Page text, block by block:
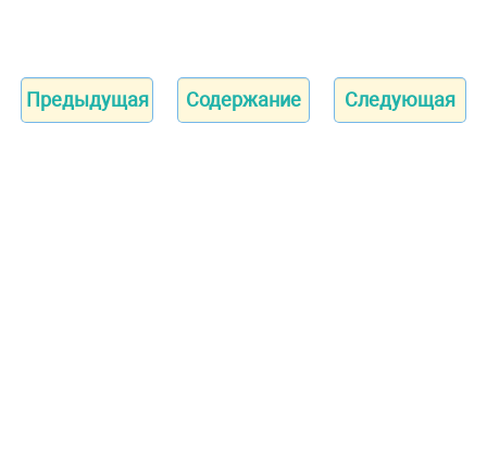
Предыдущая Содержание Следующая